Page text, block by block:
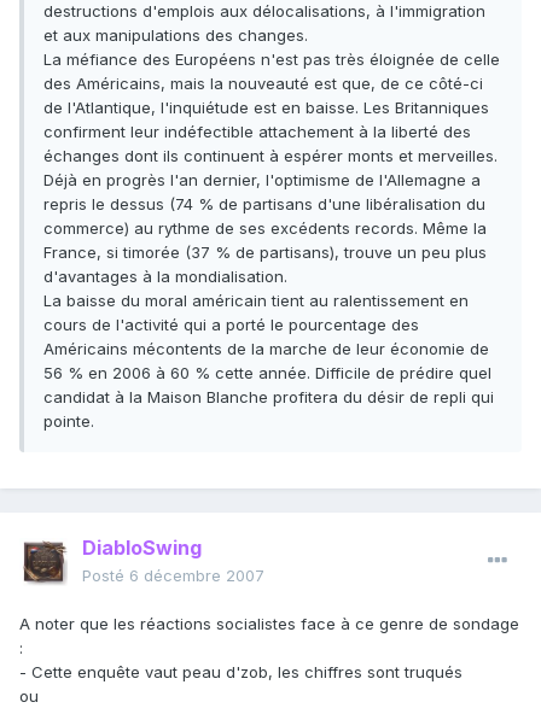
destructions d'emplois aux délocalisations, à l'immigration
et aux manipulations des changes.
La méfiance des Européens n'est pas très éloignée de celle
des Américains, mais la nouveauté est que, de ce côté-ci
de l'Atlantique, l'inquiétude est en baisse. Les Britanniques
confirment leur indéfectible attachement à la liberté des
échanges dont ils continuent à espérer monts et merveilles.
Déjà en progrès l'an dernier, l'optimisme de l'Allemagne a
repris le dessus (74 % de partisans d'une libéralisation du
commerce) au rythme de ses excédents records. Même la
France, si timorée (37 % de partisans), trouve un peu plus
d'avantages à la mondialisation.
La baisse du moral américain tient au ralentissement en
cours de l'activité qui a porté le pourcentage des
Américains mécontents de la marche de leur économie de
56 % en 2006 à 60 % cette année. Difficile de prédire quel
candidat à la Maison Blanche profitera du désir de repli qui
pointe.
DiabloSwing
Posté 6 décembre 2007
A noter que les réactions socialistes face à ce genre de sondage
:
- Cette enquête vaut peau d'zob, les chiffres sont truqués
ou